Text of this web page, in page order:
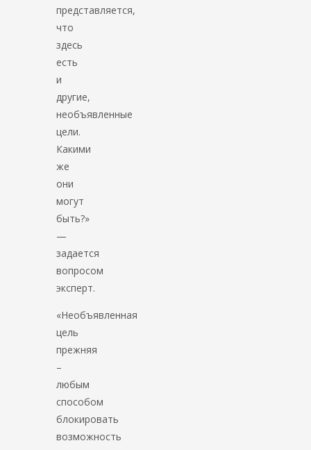
представляется,
что
здесь
есть
и
другие,
необъявленные
цели.
Какими
же
они
могут
быть?»
—
задается
вопросом
эксперт.
«Необъявленная
цель
прежняя
–
любым
способом
блокировать
возможность